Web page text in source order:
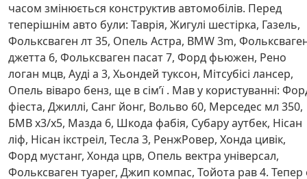
часом змінюється конструктив автомобілів. Перед
теперішнім авто були: Таврія, Жигулі шестірка, Газель,
Фольксваген лт 35, Опель Астра, BMW 3m,
джетта 6, Фольксваген пасат 7, Форд фьюжен, Рено
логан мцв, Ауді а 3, Хьондей туксон, Мітсубісі лансер,
Опель віваро бенз, ще в сім’ї . Мав у користуванні:
фіеста, Джиллі, Санг йонг, Вольво 60, Мерседес мл 350,
БМВ х3/х5, Мазда 6, Шкода фабія, Субару аутбек, Нісан
ліф, Нісан ікстреіл, Тесла 3, РенжРовер, Хонда цивік,
Форд мустанг, Хонда црв, Опель вектра універсал,
Фольксваген туарег, Джип компас, Тойота рав 4. Тепер